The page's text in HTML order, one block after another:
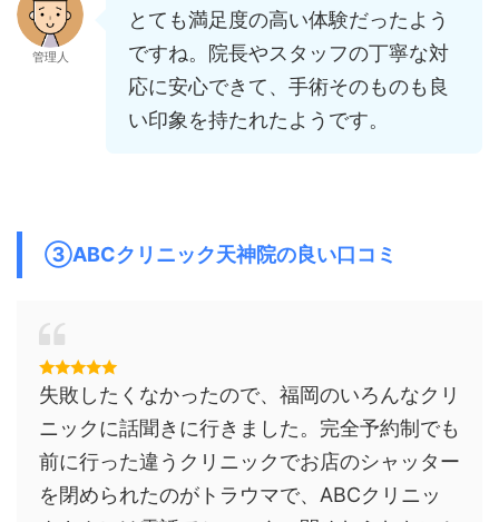
管理人
とても満足度の高い体験だったよう
ですね。院長やスタッフの丁寧な対
応に安心できて、手術そのものも良
い印象を持たれたようです。
③ABCクリニック天神院の良い口コミ
失敗したくなかったので、福岡のいろんなクリ
ニックに話聞きに行きました。完全予約制でも
前に行った違うクリニックでお店のシャッター
を閉められたのがトラウマで、ABCクリニッ